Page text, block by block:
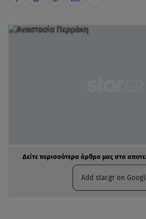
Δείτε περισσότερα άρθρα μας στα
Add star.gr on